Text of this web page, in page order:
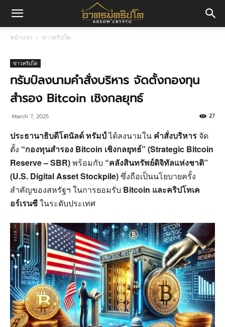
มค
ปโต
หน้าแรก ข่าวคริปโต
ข่าวคริปโต
ทรัมป์ลงนามคำสั่งบริหาร จัดตั้งกองทุน
สำรอง Bitcoin เชิงกลยุทธ์
March 7, 2025 27
ประธานาธิบดีโดนัลด์ ทรัมป์ได้ลงนามใน คำสั่งบริหาร จัด
ตั้ง “กองทุนสำรอง Bitcoin เชิงกลยุทธ์” (Strategic Bitcoin
Reserve – SBR)พร้อมกับ “คลังสินทรัพย์ดิจิทัลแห่งชาติ”
(U.S. Digital Asset Stockpile)ซึ่งถือเป็นนโยบายครั้ง
สำคัญของสหรัฐฯ ในการยอมรับ Bitcoin และคริปโทเค
อร์เรนซีในระดับประเทศ